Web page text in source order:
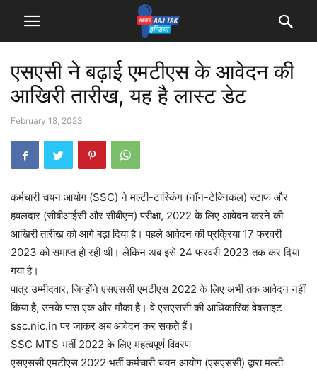
एसएसी ने बढ़ाई एमटीएस के आवेदन की
आखिरी तारीख, यह है लास्ट डेट
February 18, 2023
कर्मचारी चयन आयोग (SSC) ने मल्टी-टास्किंग (नॉन-टेक्निकल) स्टाफ और
हवलदार (सीबीआईसी और सीबीएन) परीक्षा, 2022 के लिए आवेदन करने की
आखिरी तारीख को आगे बढ़ा दिया है। पहले आवेदन की प्रक्रिया 17 फरवरी
2023 को समाप्त हो रही थी। लेकिन अब इसे 24 फरवरी 2023 तक कर दिया
गया है।
पात्र उम्मीदवार, जिन्होंने एसएससी एमटीएस 2022 के लिए अभी तक आवेदन नहीं
किया है, उनके पास एक और मौका है। वे एसएससी की आधिकारिक वेबसाइट
ssc.nic.in पर जाकर अब आवेदन कर सकते हैं।
SSC MTS भर्ती 2022 के लिए महत्वपूर्ण विवरण
एसएससी एमटीएस 2022 भर्ती कर्मचारी चयन आयोग (एसएससी) द्वारा मल्टी